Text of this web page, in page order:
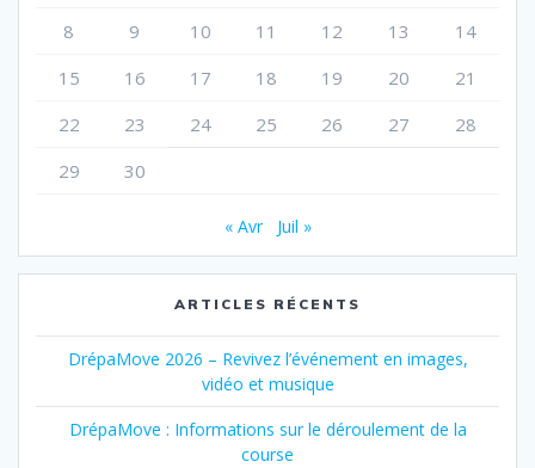
8
9 10 11 12 13
14
15
16 17 18 19 20
21
22
23 24 25 26 27
28
29
30
« Avr Juil »
ARTICLES RÉCENTS
DrépaMove 2026 – Revivez l’événement en images,
vidéo et musique
DrépaMove : Informations sur le déroulement de la
course